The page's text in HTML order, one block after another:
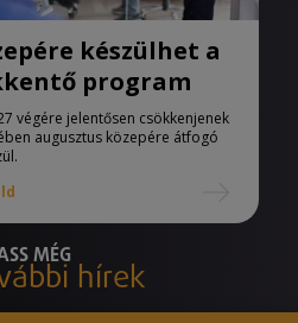
készülhet a
program
végére jelentősen csökkenjenek
augusztus közepére átfogó
MÉG
hírek